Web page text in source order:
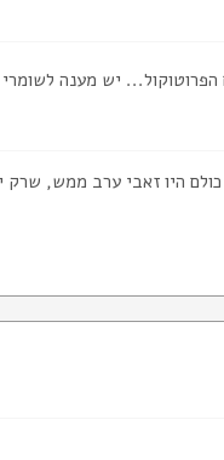
יש מענה לשומרי
היו זאבי ערב ממש, שרק